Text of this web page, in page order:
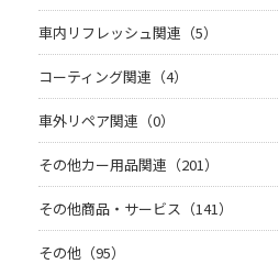
車内リフレッシュ関連（5）
コーティング関連（4）
車外リペア関連（0）
その他カー用品関連（201）
その他商品・サービス（141）
その他（95）